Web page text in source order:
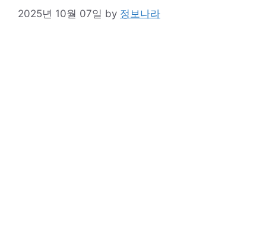
2025년 10월 07일 by 정보나라